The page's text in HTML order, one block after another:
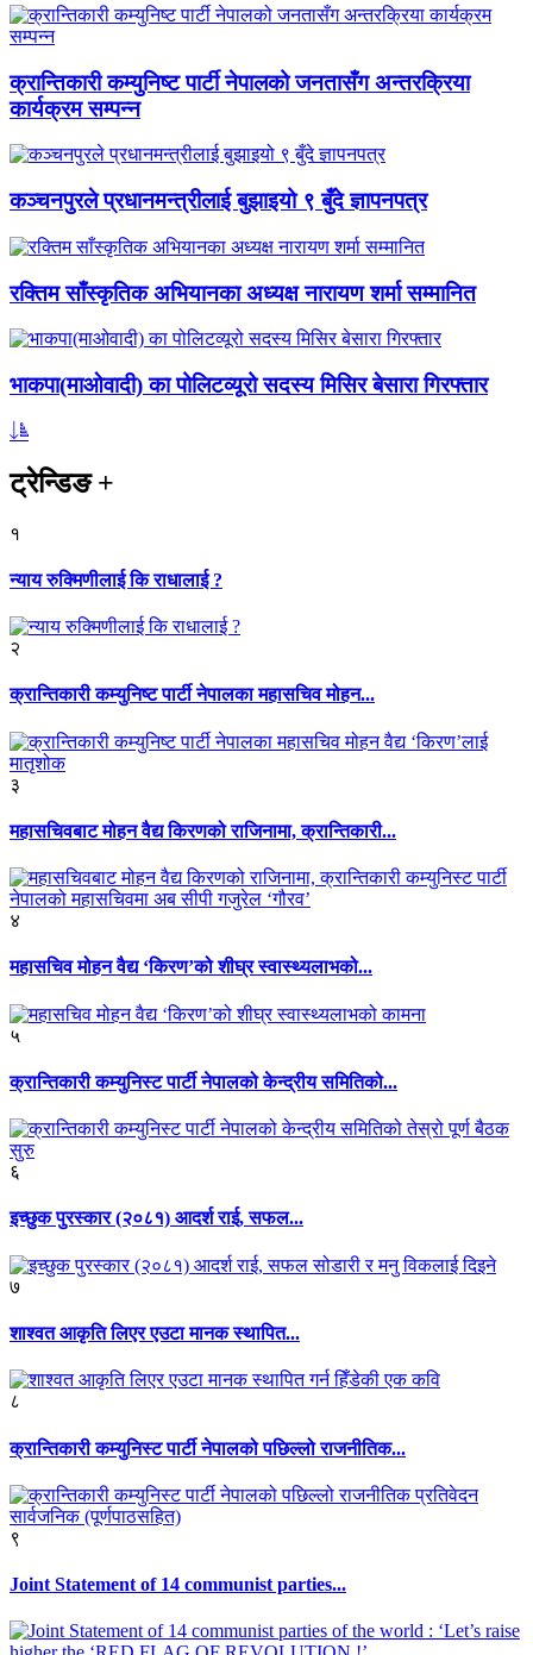
क्रान्तिकारी कम्युनिष्ट पार्टी नेपालको जनतासँग अन्तरक्रिया
कार्यक्रम सम्पन्न
कञ्चनपुरले प्रधानमन्त्रीलाई बुझाइयो ९ बुँदे ज्ञापनपत्र
रक्तिम साँस्कृतिक अभियानका अध्यक्ष नारायण शर्मा सम्मानित
भाकपा(माओवादी) का पोलिटव्यूरो सदस्य मिसिर बेसारा गिरफ्तार
ट्रेन्डिङ+
१
न्याय रुक्मिणीलाई कि राधालाई ?
२
क्रान्तिकारी कम्युनिष्ट पार्टी नेपालका महासचिव मोहन...
३
महासचिवबाट मोहन वैद्य किरणको राजिनामा, क्रान्तिकारी...
४
महासचिव मोहन वैद्य ‘किरण’को शीघ्र स्वास्थ्यलाभको...
५
क्रान्तिकारी कम्युनिस्ट पार्टी नेपालको केन्द्रीय समितिको...
६
इच्छुक पुरस्कार (२०८१) आदर्श राई, सफल...
७
शाश्वत आकृति लिएर एउटा मानक स्थापित...
८
क्रान्तिकारी कम्युनिस्ट पार्टी नेपालको पछिल्लो राजनीतिक...
९
Joint Statement of 14 communist parties...